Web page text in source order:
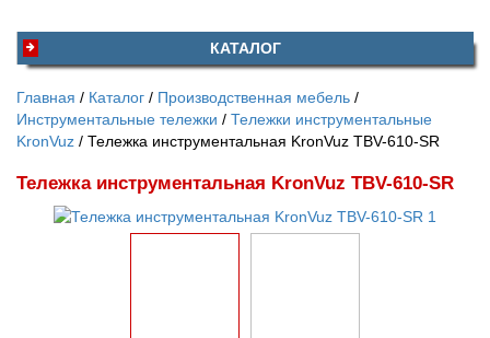
КАТАЛОГ
Главная Каталог
Производственная мебель
Инструментальные тележки
Тележки инструментальные
KronVuz
Тележка инструментальная KronVuz TBV-610-SR
Тележка инструментальная KronVuz TBV-610-SR